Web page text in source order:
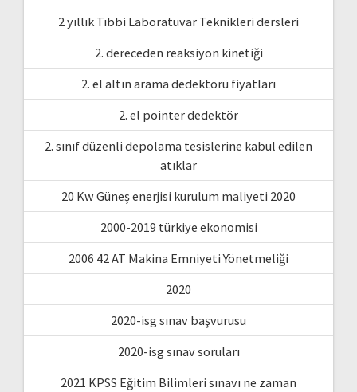
2 yıllık Tıbbi Laboratuvar Teknikleri dersleri
2. dereceden reaksiyon kinetiği
2. el altın arama dedektörü fiyatları
2. el pointer dedektör
2. sınıf düzenli depolama tesislerine kabul edilen
atıklar
20 Kw Güneş enerjisi kurulum maliyeti 2020
2000-2019 türkiye ekonomisi
2006 42 AT Makina Emniyeti Yönetmeliği
2020
2020-isg sınav başvurusu
2020-isg sınav soruları
2021 KPSS Eğitim Bilimleri sınavı ne zaman